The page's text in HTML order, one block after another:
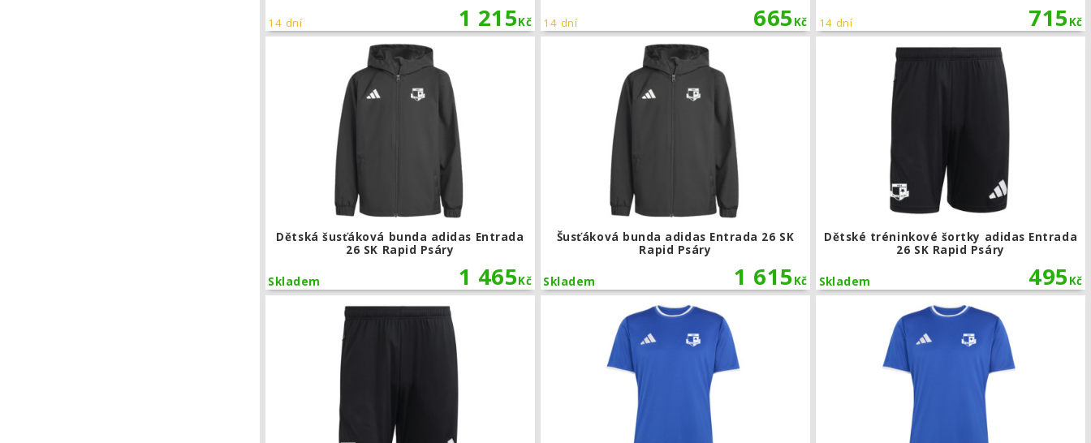
1 215Kč
14 dní 665Kč
14 dní 715Kč
14 dní
Dětská šusťáková bunda adidas Entrada
26 SK Rapid Psáry
1 465Kč
Skladem
Dětská šusťáková bunda adidas Entrada 26 SK Rapid Psáry
Šusťáková bunda adidas Entrada 26 SK
Rapid Psáry
1 615Kč
Skladem
Dětské tréninkové šortky adidas Entrada
26 SK Rapid Psáry
495Kč
Skladem
Tréninkové šortky adidas Entrada 26 SK Rapid Psáry